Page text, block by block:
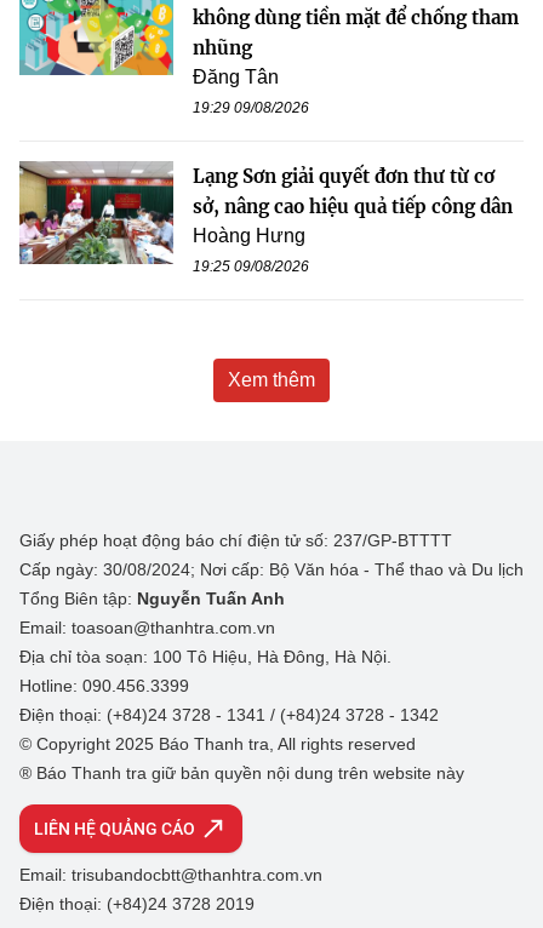
không dùng tiền mặt để chống tham
nhũng
Đăng Tân
19:29 09/08/2026
Lạng Sơn giải quyết đơn thư từ cơ
sở, nâng cao hiệu quả tiếp công dân
Hoàng Hưng
19:25 09/08/2026
Xem thêm
Giấy phép hoạt động báo chí điện tử số: 237/GP-BTTTT
Cấp ngày: 30/08/2024; Nơi cấp: Bộ Văn hóa - Thể thao và Du lịch
Tổng Biên tập: Nguyễn Tuấn Anh
Email: toasoan@thanhtra.com.vn
Địa chỉ tòa soạn: 100 Tô Hiệu, Hà Đông, Hà Nội.
Hotline: 090.456.3399
Điện thoại: (+84)24 3728 - 1341 / (+84)24 3728 - 1342
© Copyright 2025 Báo Thanh tra, All rights reserved
® Báo Thanh tra giữ bản quyền nội dung trên website này
LIÊN HỆ QUẢNG CÁO
Email: trisubandocbtt@thanhtra.com.vn
Điện thoại: (+84)24 3728 2019